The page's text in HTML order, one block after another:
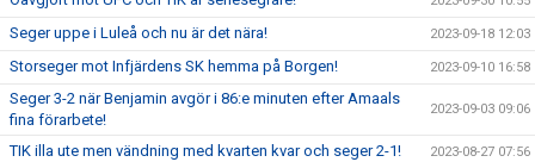
Seger uppe i Luleå och nu är det nära! 2023-09-18 12:03
Storseger mot Infjärdens SK hemma på Borgen! 2023-09-10 16:58
Seger 3-2 när Benjamin avgör i 86:e minuten efter Amaals
fina förarbete!
2023-09-03 09:06
TIK illa ute men vändning med kvarten kvar och seger 2-1! 2023-08-27 07:56